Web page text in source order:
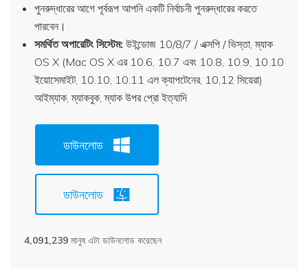
পুনরুদ্ধারের আগে পূর্বরূপ আপনি একটি নির্বাচনী পুনরুদ্ধারের করতে
পারবেন।
সমর্থিত অপারেটিং সিস্টেম: উইন্ডোজ 10/8/7 / এক্সপি / ভিস্তা, ম্যাক
OS X (Mac OS X এর 10.6, 10.7 এবং 10.8, 10.9, 10.10
ইয়োসেমাইট, 10.10, 10.11 এল ক্যাপটেনের, 10,12 সিয়েরা)
আইম্যাক, ম্যাকবুক, ম্যাক উপর প্রো ইত্যাদি
ডাউনলোড
ডাউনলোড
4,091,239 মানুষ এটা ডাউনলোড করেছেন